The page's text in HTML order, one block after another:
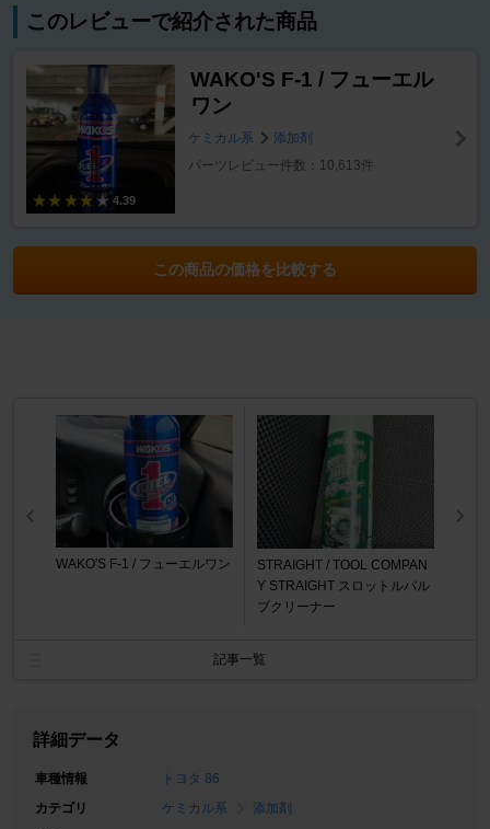
このレビューで紹介された商品
4.39
WAKO'S F-1 / フューエル
ワン
ケミカル系
添加剤
パーツレビュー件数：10,613件
この商品の価格を比較する
WAKO'S F-1 / フューエルワン
STRAIGHT / TOOL COMPAN
Y STRAIGHT スロットルバル
ブクリーナー
記事一覧
詳細データ
車種情報
トヨタ 86
カテゴリ
ケミカル系
添加剤